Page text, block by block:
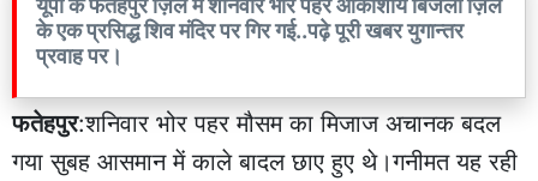
यूपी के फतेहपुर ज़िले में शनिवार भोर पहर आकाशीय बिजली ज़िले
के एक प्रसिद्ध शिव मंदिर पर गिर गई..पढ़े पूरी खबर युगान्तर
प्रवाह पर।
फतेहपुर:शनिवार भोर पहर मौसम का मिजाज अचानक बदल
गया सुबह आसमान में काले बादल छाए हुए थे।गनीमत यह रही